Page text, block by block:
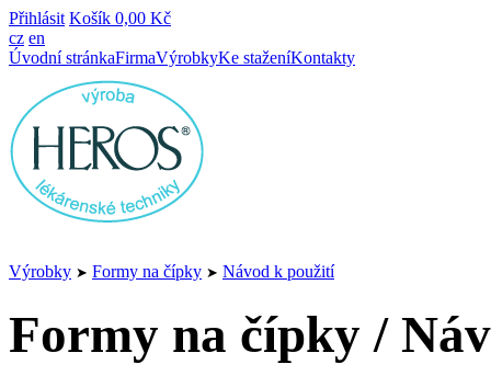
Přihlásit Košík 0,00 Kč
cz en
Úvodní stránkaFirmaVýrobkyKe staženíKontakty
Výrobky ➤ Formy na čípky ➤ Návod k použití
Formy na čípky /